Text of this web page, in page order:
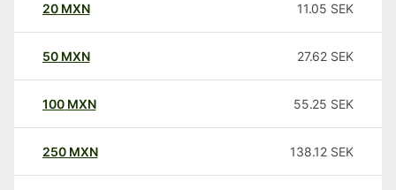
20 MXN 11.05 SEK
50 MXN 27.62 SEK
100 MXN 55.25 SEK
250 MXN 138.12 SEK